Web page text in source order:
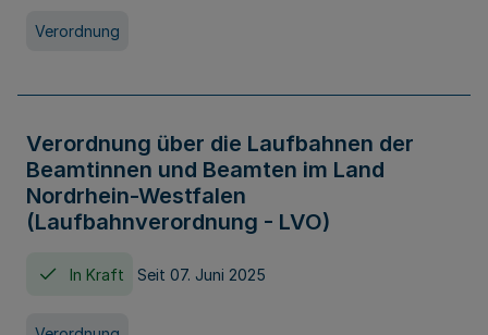
Verordnung
Verordnung über die Laufbahnen der
Beamtinnen und Beamten im Land
Nordrhein-Westfalen
(Laufbahnverordnung - LVO)
In Kraft Seit 07. Juni 2025